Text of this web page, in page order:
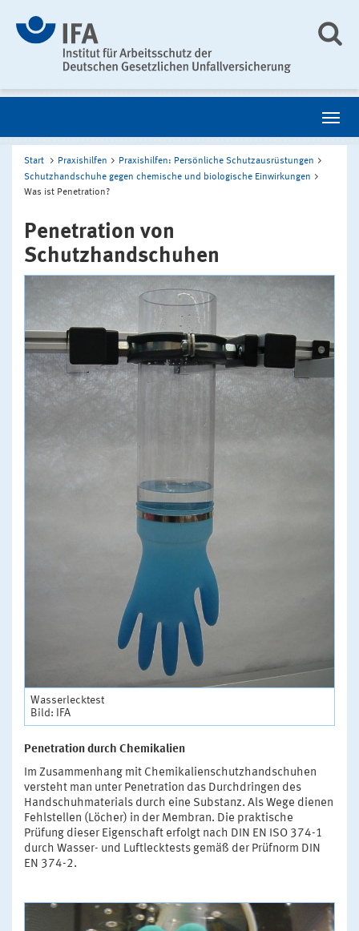
Start Praxishilfen
Praxishilfen: Persönliche Schutzausrüstungen
Schutzhandschuhe gegen chemische und biologische Einwirkungen
Was ist Penetration?
Penetration von
Schutzhandschuhen
Wasserlecktest
Bild: IFA
Penetration durch Chemikalien
Im Zusammenhang mit Chemikalienschutzhandschuhen
versteht man unter Penetration das Durchdringen des
Handschuhmaterials durch eine Substanz. Als Wege dienen
Fehlstellen (Löcher) in der Membran. Die praktische
Prüfung dieser Eigenschaft erfolgt nach DIN EN ISO 374-1
durch Wasser- und Luftlecktests gemäß der Prüfnorm DIN
EN 374-2.